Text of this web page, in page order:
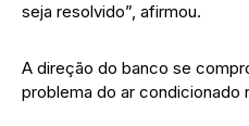
seja resolvido”, afirmou.
A direção do banco se
problema do ar condicionado